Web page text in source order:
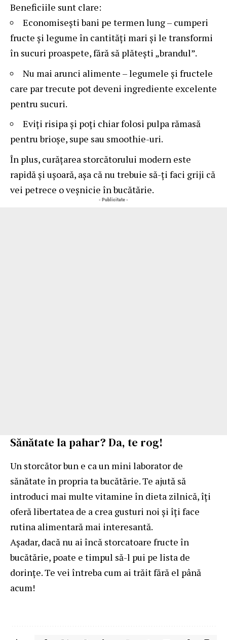
Beneficiile sunt clare:
Economisești bani pe termen lung – cumperi
fructe și legume în cantități mari și le transformi
în sucuri proaspete, fără să plătești „brandul”.
Nu mai arunci alimente – legumele și fructele
care par trecute pot deveni ingrediente excelente
pentru sucuri.
Eviți risipa și poți chiar folosi pulpa rămasă
pentru brioșe, supe sau smoothie-uri.
În plus, curățarea storcătorului modern este
rapidă și ușoară, așa că nu trebuie să-ți faci griji că
vei petrece o veșnicie în bucătărie.
- Publicitate -
Sănătate la pahar? Da, te rog!
Un storcător bun e ca un mini laborator de
sănătate în propria ta bucătărie. Te ajută să
introduci mai multe vitamine în dieta zilnică, îți
oferă libertatea de a crea gusturi noi și îți face
rutina alimentară mai interesantă.
Așadar, dacă nu ai încă storcatoare fructe în
bucătărie, poate e timpul să-l pui pe lista de
dorințe. Te vei întreba cum ai trăit fără el până
acum!